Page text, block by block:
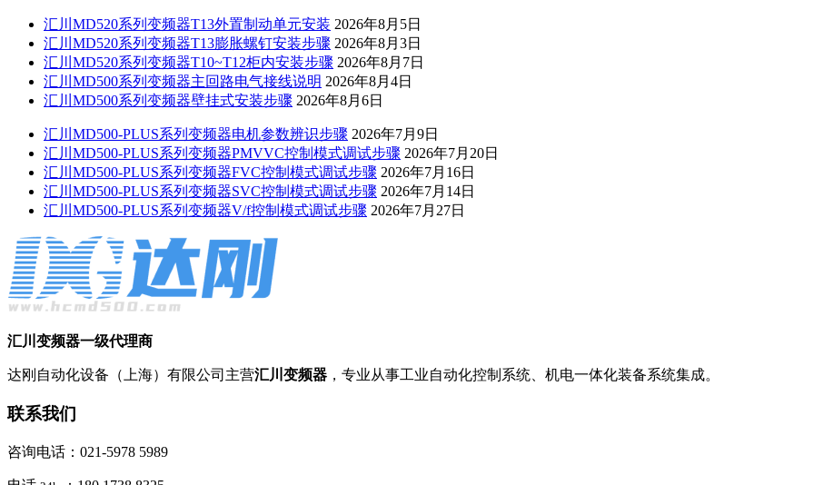
汇川MD520系列变频器T13外置制动单元安装 2026年8月5日
汇川MD520系列变频器T13膨胀螺钉安装步骤 2026年8月3日
汇川MD520系列变频器T10~T12柜内安装步骤 2026年8月7日
汇川MD500系列变频器主回路电气接线说明 2026年8月4日
汇川MD500系列变频器壁挂式安装步骤 2026年8月6日
汇川MD500-PLUS系列变频器电机参数辨识步骤 2026年7月9日
汇川MD500-PLUS系列变频器PMVVC控制模式调试步骤 2026年7月20日
汇川MD500-PLUS系列变频器FVC控制模式调试步骤 2026年7月16日
汇川MD500-PLUS系列变频器SVC控制模式调试步骤 2026年7月14日
汇川MD500-PLUS系列变频器V/f控制模式调试步骤 2026年7月27日
汇川变频器一级代理商
达刚自动化设备（上海）有限公司主营汇川变频器 ，专业从事工业自动化控制系统、机电一体化装备系统集成。
联系我们
咨询电话：021-5978 5989